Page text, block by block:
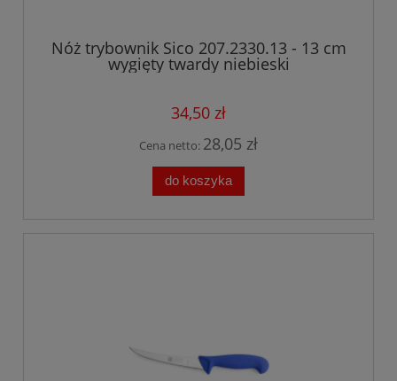
Nóż trybownik Sico 207.2330.13 - 13 cm
wygięty twardy niebieski
34,50 zł
Cena netto: 28,05 zł
do koszyka